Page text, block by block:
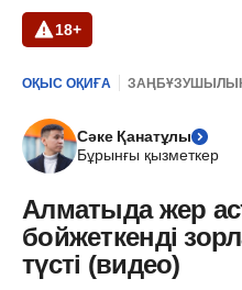
18+
ОҚЫС ОҚИҒА
Сәке Қанатұлы
Бұрынғы қызметкер
Алматыда жер
бойжеткенді
түсті (видео)